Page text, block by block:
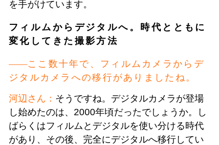
を手がけています。
フィルムからデジタルへ。時代とともに
変化してきた撮影方法
ここ数十年で、フィルムカメラからデ
ジタルカメラへの移行がありましたね。
河辺さん： そうですね。デジタルカメラが登場
し始めたのは、2000年頃だったでしょうか。し
ばらくはフィルムとデジタルを使い分ける時代
があり、その後、完全にデジタルへ移行してい